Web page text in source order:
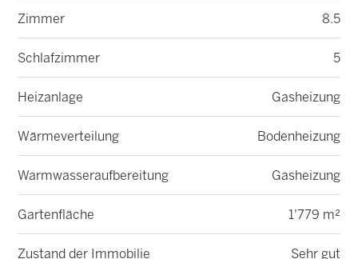
Zimmer 8.5
Schlafzimmer 5
Heizanlage Gasheizung
Wärmeverteilung Bodenheizung
Warmwasseraufbereitung Gasheizung
Gartenfläche 1'779 m²
Zustand der Immobilie Sehr gut